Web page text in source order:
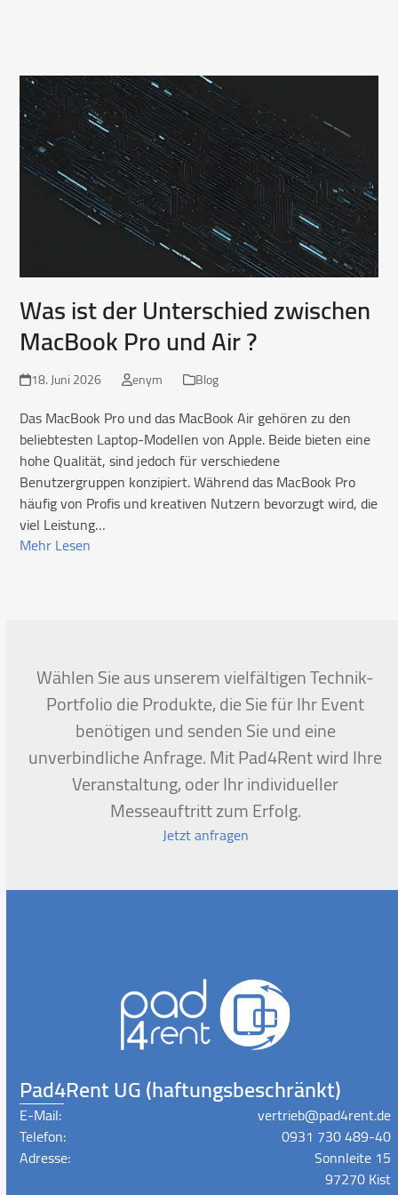
Was ist der Unterschied zwischen
MacBook Pro und Air ?
18. Juni 2026 enym Blog
Das MacBook Pro und das MacBook Air gehören zu den
beliebtesten Laptop-Modellen von Apple. Beide bieten eine
hohe Qualität, sind jedoch für verschiedene
Benutzergruppen konzipiert. Während das MacBook Pro
häufig von Profis und kreativen Nutzern bevorzugt wird, die
viel Leistung…
Mehr Lesen
Wählen Sie aus unserem vielfältigen Technik-
Portfolio die Produkte, die Sie für Ihr Event
benötigen und senden Sie und eine
unverbindliche Anfrage. Mit Pad4Rent wird Ihre
Veranstaltung, oder Ihr individueller
Messeauftritt zum Erfolg.
Jetzt anfragen
Pad4Rent UG (haftungsbeschränkt)
E-Mail:
vertrieb@pad4rent.de
Telefon:
0931 730 489-40
Adresse:
Sonnleite 15
97270 Kist